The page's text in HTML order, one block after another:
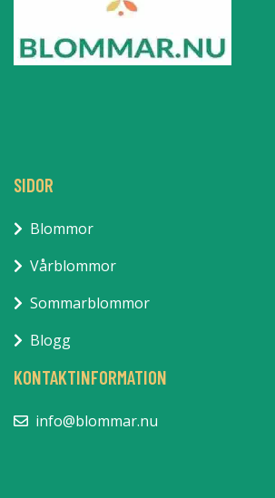
SIDOR
Blommor
Vårblommor
Sommarblommor
Blogg
KONTAKTINFORMATION
info@blommar.nu